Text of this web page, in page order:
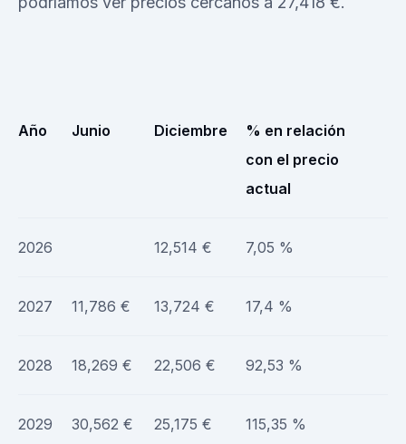
Año Junio Diciembre
% en relación
con el precio
actual
2026 12,514 € 7,05 %
2027 11,786 € 13,724 € 17,4 %
2028 18,269 € 22,506 € 92,53 %
2029 30,562 € 25,175 € 115,35 %